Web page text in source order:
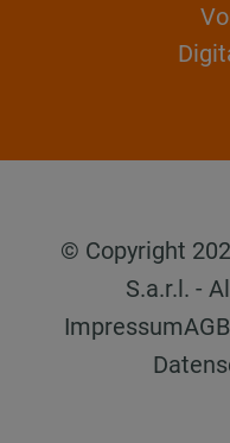
© Copyright
S.a.r.l. -
ImpressumAGB